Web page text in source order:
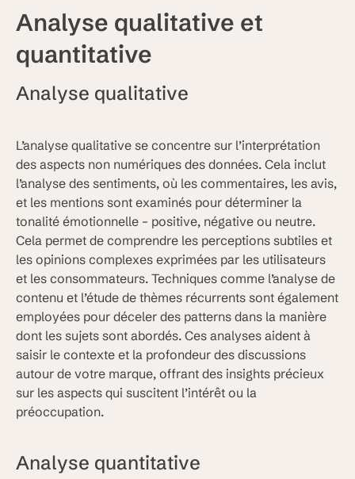
Analyse qualitative et
quantitative
Analyse qualitative
L’analyse qualitative se concentre sur l’interprétation
des aspects non numériques des données. Cela inclut
l’analyse des sentiments, où les commentaires, les avis,
et les mentions sont examinés pour déterminer la
tonalité émotionnelle – positive, négative ou neutre.
Cela permet de comprendre les perceptions subtiles et
les opinions complexes exprimées par les utilisateurs
et les consommateurs. Techniques comme l’analyse de
contenu et l’étude de thèmes récurrents sont également
employées pour déceler des patterns dans la manière
dont les sujets sont abordés. Ces analyses aident à
saisir le contexte et la profondeur des discussions
autour de votre marque, offrant des insights précieux
sur les aspects qui suscitent l’intérêt ou la
préoccupation.
Analyse quantitative